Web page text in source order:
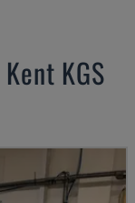
Kent KGS